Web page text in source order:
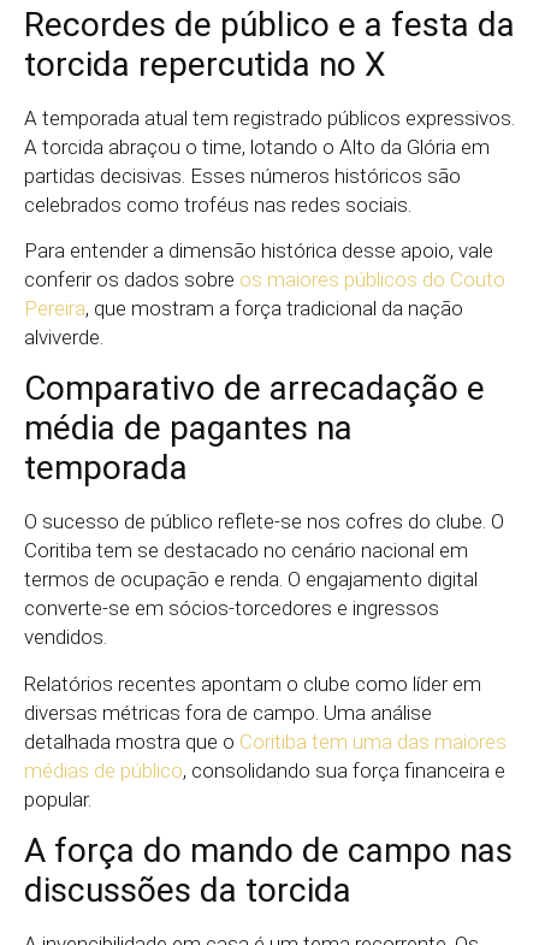
Recordes de público e a festa da
torcida repercutida no X
A temporada atual tem registrado públicos expressivos.
A torcida abraçou o time, lotando o Alto da Glória em
partidas decisivas. Esses números históricos são
celebrados como troféus nas redes sociais.
Para entender a dimensão histórica desse apoio, vale
conferir os dados sobre os maiores públicos do Couto
Pereira, que mostram a força tradicional da nação
alviverde.
Comparativo de arrecadação e
média de pagantes na
temporada
O sucesso de público reflete-se nos cofres do clube. O
Coritiba tem se destacado no cenário nacional em
termos de ocupação e renda. O engajamento digital
converte-se em sócios-torcedores e ingressos
vendidos.
Relatórios recentes apontam o clube como líder em
diversas métricas fora de campo. Uma análise
detalhada mostra que o Coritiba tem uma das maiores
médias de público, consolidando sua força financeira e
popular.
A força do mando de campo nas
discussões da torcida